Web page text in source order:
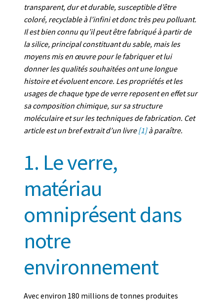
transparent, dur et durable, susceptible d’être
coloré, recyclable à l’infini et donc très peu polluant.
Il est bien connu qu’il peut être fabriqué à partir de
la silice, principal constituant du sable, mais les
moyens mis en œuvre pour le fabriquer et lui
donner les qualités souhaitées ont une longue
histoire et évoluent encore. Les propriétés et les
usages de chaque type de verre reposent en effet sur
sa composition chimique, sur sa structure
moléculaire et sur les techniques de fabrication. Cet
article est un bref extrait d’un livre[1]à paraître.
1. Le verre,
matériau
omniprésent dans
notre
environnement
Avec environ 180 millions de tonnes produites